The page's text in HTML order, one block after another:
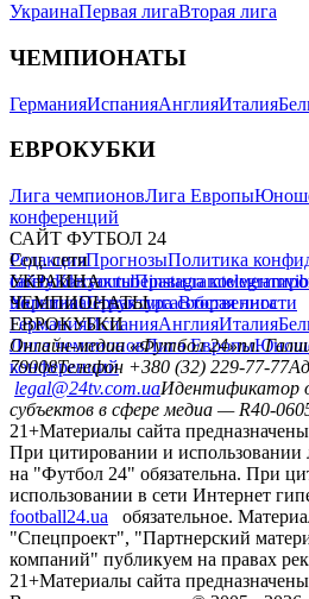
УкраинаПервая лигаВторая лига
ЧЕМПИОНАТЫ
ГерманияИспанияАнглияИталия
ЕВРОКУБКИ
Лига чемпионовЛига Европы
конференций
САЙТ ФУТБОЛ 24
РедакцияПрогнозыПолитика
сайтуКонтактыПравила
политикаСтруктура собственности
Соц. сети
facebookxyoutubeinstagramtelegram
УКРАИНА
УкраинаПервая лигаВторая лига
ЧЕМПИОНАТЫ
ГерманияИспанияАнглияИталия
ЕВРОКУБКИ
Лига чемпионовЛига Европы
конференций
Онлайн-медиа «Футбол 24»пл.
79008Телефон +380 (32) 229-77-77
legal@24tv.com.uaИдентификатор
субъектов в сфере медиа — R40-
21+Материалы сайта
При цитировании и использовании
на "Футбол 24" обязательна. При
использовании в сети Интернет
football24.ua
обязательное.
"Спецпроект", "Партнерский
компаний" публикуем на правах
21+Материалы сайта